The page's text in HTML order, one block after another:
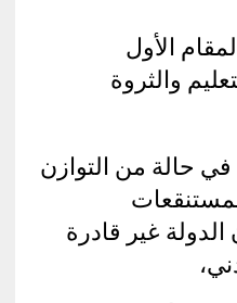
الأول
والثروة
حالة من التوازن
غير قادرة